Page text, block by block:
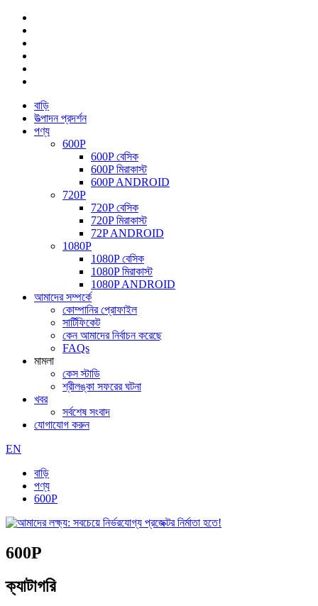
বাড়ি
উত্পাদন প্রদর্শন
পণ্য
600P
600P বেসিক
600P মিরাকাস্ট
600P ANDROID
720P
720P বেসিক
720P মিরাকাস্ট
72P ANDROID
1080P
1080P বেসিক
1080P মিরাকাস্ট
1080P ANDROID
আমাদের সম্পর্কে
কোম্পানির প্রোফাইল
সার্টিফিকেট
কেন আমাদের নির্বাচন করেছে
FAQs
মামলা
কেস স্টাডি
শ্রীলঙ্কা সফরের ঘটনা
খবর
সর্বশেষ সংবাদ
যোগাযোগ করুন
EN
বাড়ি
পণ্য
600P
600P
ক্যাটাগরি